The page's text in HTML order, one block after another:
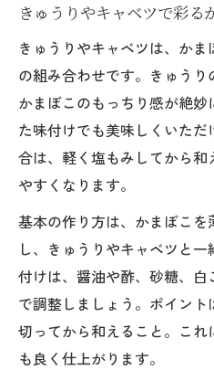
おつまみにぴったりの
かまぼこ和え物で
意
ビールや日本酒に
力
ごま油香るかまぼ
充実
おつまみ向けかま
ジ法
忙しい日も輝くかまぼ
きゅうりやキャベツで彩る
きゅうりやキャベツは、か
の組み合わせです。きゅうり
かまぼこのもっちり感が絶
た味付けでも美味しくいた
合は、軽く塩もみしてから
やすくなります。
基本の作り方は、かまぼこ
し、きゅうりやキャベツと
付けは、醤油や酢、砂糖、
で調整しましょう。ポイント
切ってから和えること。こ
も良く仕上がります。